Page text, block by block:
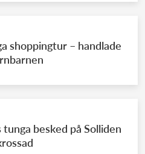
shoppingtur – handlade
tunga besked på Solliden